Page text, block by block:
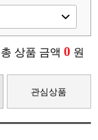
총 상품 금액 0 원
관심상품